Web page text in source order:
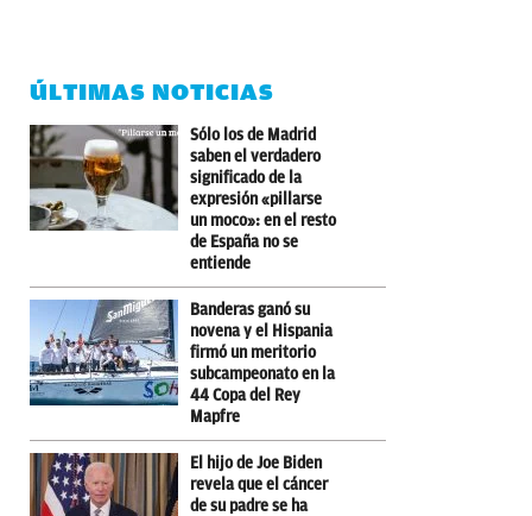
ÚLTIMAS NOTICIAS
Sólo los de Madrid
saben el verdadero
significado de la
expresión «pillarse
un moco»: en el resto
de España no se
entiende
Banderas ganó su
novena y el Hispania
firmó un meritorio
subcampeonato en la
44 Copa del Rey
Mapfre
El hijo de Joe Biden
revela que el cáncer
de su padre se ha